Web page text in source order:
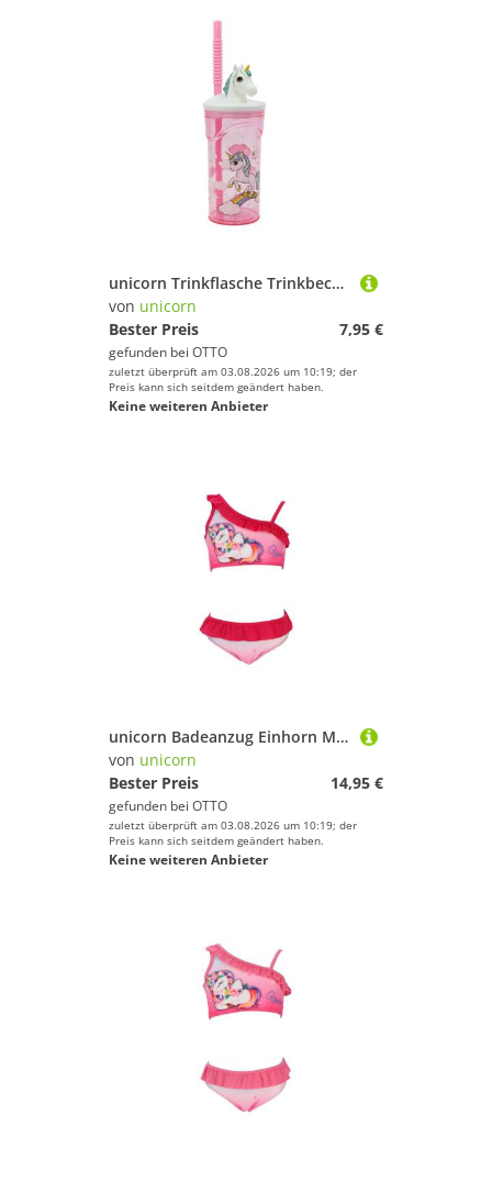
unicorn Trinkflasche Trinkbecher 3D Kinderbecher & Strohhalmbecher 360 ml
von unicorn
Bester Preis
7,95 €
gefunden bei OTTO
zuletzt überprüft am 03.08.2026 um 10:19; der
Preis kann sich seitdem geändert haben.
Keine weiteren Anbieter
unicorn Badeanzug Einhorn Mädchen Badeanzug Magischer Bikini für den Pool oder am Strand
von unicorn
Bester Preis
14,95 €
gefunden bei OTTO
zuletzt überprüft am 03.08.2026 um 10:19; der
Preis kann sich seitdem geändert haben.
Keine weiteren Anbieter